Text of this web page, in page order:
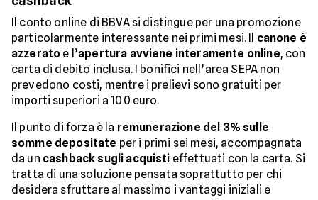
Il conto online di BBVA si distingue per una promozione
particolarmente interessante nei primi mesi. Il canone è
azzerato e l’apertura avviene interamente online, con
carta di debito inclusa. I bonifici nell’area SEPA non
prevedono costi, mentre i prelievi sono gratuiti per
importi superiori a 100 euro.
Il punto di forza è la remunerazione del 3% sulle
somme depositate per i primi sei mesi, accompagnata
da un cashback sugli acquisti effettuati con la carta. Si
tratta di una soluzione pensata soprattutto per chi
desidera sfruttare al massimo i vantaggi iniziali e